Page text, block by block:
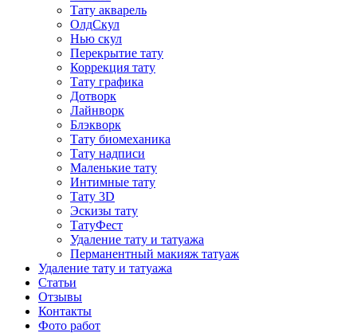
Тату акварель
ОлдСкул
Нью скул
Перекрытие тату
Коррекция тату
Тату графика
Дотворк
Лайнворк
Блэкворк
Тату биомеханика
Тату надписи
Маленькие тату
Интимные тату
Тату 3D
Эскизы тату
ТатуФест
Удаление тату и татуажа
Перманентный макияж татуаж
Удаление тату и татуажа
Статьи
Отзывы
Контакты
Фото работ